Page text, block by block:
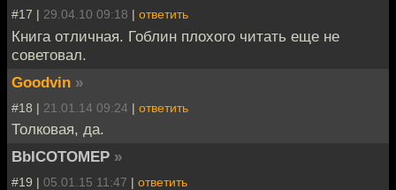
#17 | 29.04.10 09:18 | ответить
Книга отличная. Гоблин плохого читать еще не
советовал.
Goodvin »
#18 | 21.01.14 09:24 | ответить
Толковая, да.
BbICOTOMEP »
#19 | 05.01.15 11:47 | ответить